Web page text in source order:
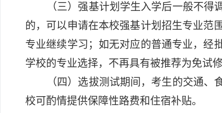
（三）强基计划学生入学后一般不
的，可以申请在本校强基计划招生专业范
专业继续学习；如无对应的普通专业，经
学校的专业选择， 不再具有被推荐为免试
（四）选拔测试期间，考生的交通
校可酌情提供保障性路费和住宿补贴。